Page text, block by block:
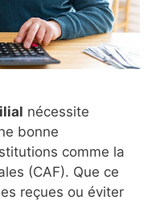
nécessite
bonne
comme la
(CAF). Que ce
reçues ou éviter